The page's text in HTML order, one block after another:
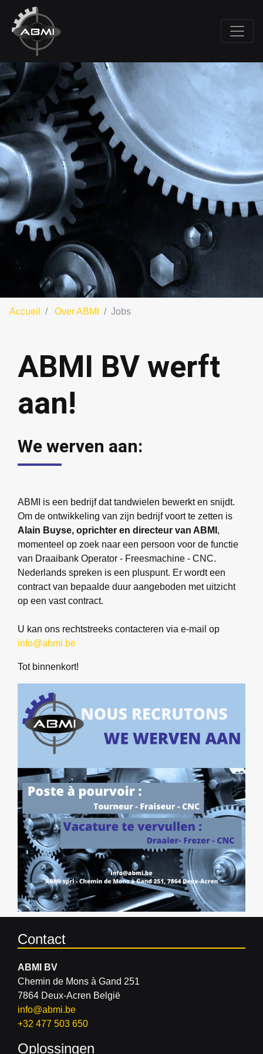
Accueil Over ABMI Jobs
ABMI BV werft
aan!
We werven aan:
ABMI is een bedrijf dat tandwielen bewerkt en snijdt.
Om de ontwikkeling van zijn bedrijf voort te zetten is
Alain Buyse, oprichter en directeur van ABMI ,
momenteel op zoek naar een persoon voor de functie
van Draaibank Operator - Freesmachine - CNC.
Nederlands spreken is een pluspunt. Er wordt een
contract van bepaalde duur aangeboden met uitzicht
op een vast contract.
U kan ons rechtstreeks contacteren via e-mail op
info@abmi.be
Tot binnenkort!
Contact
ABMI BV
Chemin de Mons à Gand 251
7864 Deux-Acren België
info@abmi.be
+32 477 503 650
Oplossingen